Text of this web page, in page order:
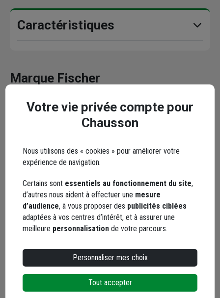
Caractéristiques
Marque Fischer
Depuis plus de 50 ans, le nom de Fischer est synonyme de
solutions sûres, innovantes et de haut niveau technique
servant de références dans le domaine des systèmes de
fixation. Les produits Fischer sont demandés dans le monde
entier, aussi bien par les professionnels que par les bricoleurs
grâce a une gamme étendue de fixations chimiques, en nylon
et en acier.
Fischer, leader du marché dans la technologie d’ancrage et le
produits de qualité répondant aux besoins des clients tout en
assurant leur sécurité.
applications les plus variées parmi une gamme qui s'étend
des systèmes chimiques aux ancrages en acier, en passant
Votre vie privée compte pour
Chausson
Nous utilisons des « cookies » pour améliorer votre
expérience de navigation.
Certains sont essentiels au fonctionnement du site,
d’autres nous aident à effectuer une mesure
d’audience, à vous proposer des publicités ciblées
adaptées à vos centres d’intérêt, et à assurer une
meilleure personnalisation de votre parcours.
Personnaliser mes choix
Tout accepter